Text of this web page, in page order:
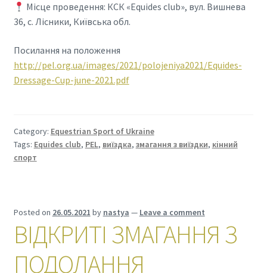
Місце проведення: КСК «Equides club», вул. Вишнева
36, с. Лісники, Київська обл.
Посилання на положення
http://pel.org.ua/images/2021/polojeniya2021/Equides-
Dressage-Cup-june-2021.pdf
Category: Equestrian Sport of Ukraine
Tags: Equides club, PEL, виїздка, змагання з виїздки, кінний
спорт
Posted on 26.05.2021 by nastya — Leave a comment
ВІДКРИТІ ЗМАГАННЯ З
ПОДОЛАННЯ